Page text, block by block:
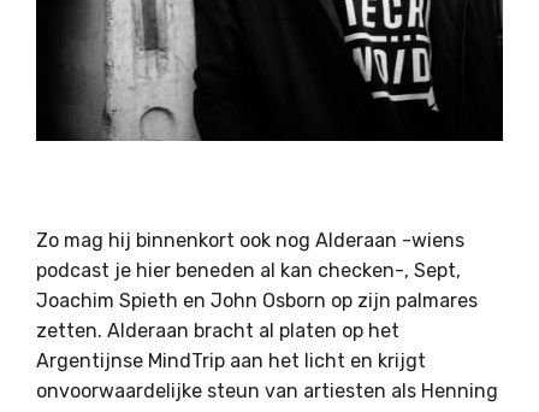
Zo mag hij binnenkort ook nog Alderaan -wiens
podcast je hier beneden al kan checken-, Sept,
Joachim Spieth en John Osborn op zijn palmares
zetten. Alderaan bracht al platen op het
Argentijnse MindTrip aan het licht en krijgt
onvoorwaardelijke steun van artiesten als Henning